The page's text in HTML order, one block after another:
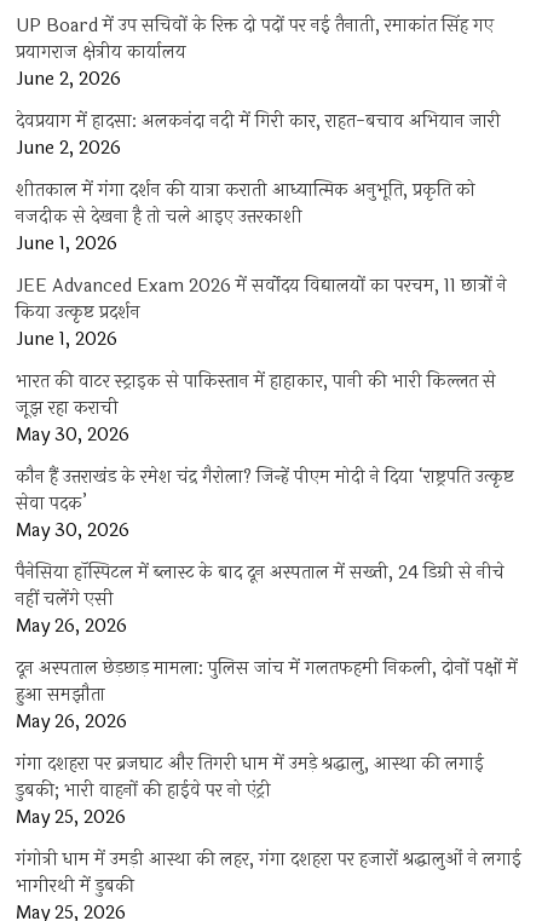
UP Board में उप सचिवों के रिक्त दो पदों पर नई तैनाती, रमाकांत सिंह गए
प्रयागराज क्षेत्रीय कार्यालय
June 2, 2026
देवप्रयाग में हादसा: अलकनंदा नदी में गिरी कार, राहत-बचाव अभियान जारी
June 2, 2026
शीतकाल में गंगा दर्शन की यात्रा कराती आध्यात्मिक अनुभूति, प्रकृति को
नजदीक से देखना है तो चले आइए उत्तरकाशी
June 1, 2026
JEE Advanced Exam 2026 में सर्वोदय विद्यालयों का परचम, 11 छात्रों ने
किया उत्कृष्ट प्रदर्शन
June 1, 2026
भारत की वाटर स्ट्राइक से पाकिस्तान में हाहाकार, पानी की भारी किल्लत से
जूझ रहा कराची
May 30, 2026
कौन हैं उत्तराखंड के रमेश चंद्र गैरोला? जिन्हें पीएम मोदी ने दिया ‘राष्ट्रपति उत्कृष्ट
सेवा पदक’
May 30, 2026
पैनेसिया हॉस्पिटल में ब्लास्ट के बाद दून अस्पताल में सख्ती, 24 डिग्री से नीचे
नहीं चलेंगे एसी
May 26, 2026
दून अस्पताल छेड़छाड़ मामला: पुलिस जांच में गलतफहमी निकली, दोनों पक्षों में
हुआ समझौता
May 26, 2026
गंगा दशहरा पर ब्रजघाट और तिगरी धाम में उमड़े श्रद्धालु, आस्था की लगाई
डुबकी; भारी वाहनों की हाईवे पर नो एंट्री
May 25, 2026
गंगोत्री धाम में उमड़ी आस्था की लहर, गंगा दशहरा पर हजारों श्रद्धालुओं ने लगाई
भागीरथी में डुबकी
May 25, 2026